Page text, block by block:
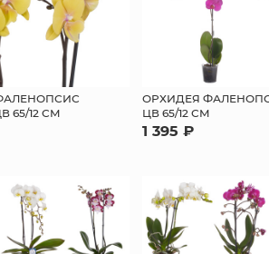
65/12 СМ
ОРХИДЕЯ
ЦВ 65/12 СМ
1 395 ₽